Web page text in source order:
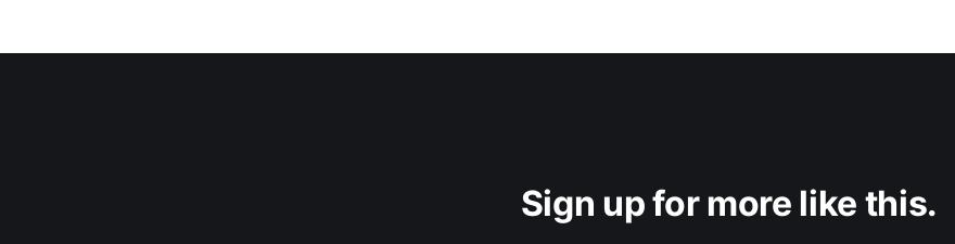
Sign up for more like this.